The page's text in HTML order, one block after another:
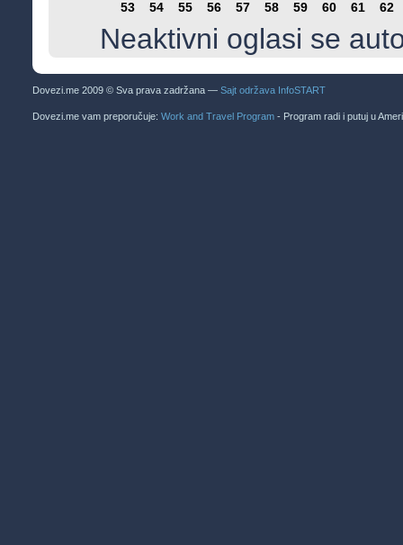
53 54 55 56 57 58 59 60 61 62
Neaktivni oglasi se
Dovezi.me 2009 © Sva prava zadržana — Sajt održava InfoSTART
Dovezi.me vam preporučuje: Work and Travel Program - Program radi i putuj u